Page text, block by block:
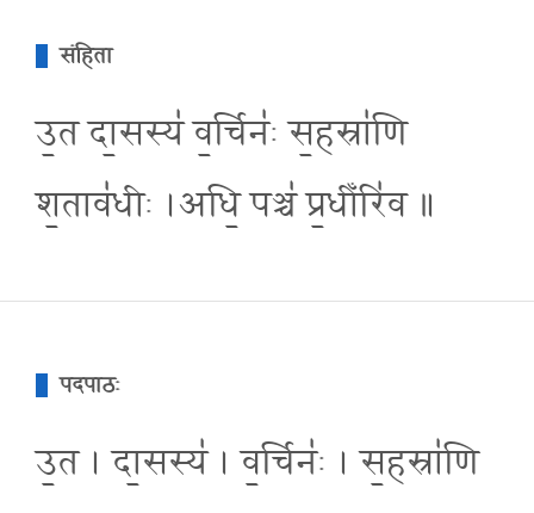
संहिता
उ॒त दा॒सस्य॑ व॒र्चिनः॑ स॒हस्रा॑णि
श॒ताव॑धीः ।अधि॒ पञ्च॑ प्र॒धीँरि॑व ॥
पदपाठः
उ॒त । दा॒सस्य॑ । व॒र्चिनः॑ । स॒हस्रा॑णि